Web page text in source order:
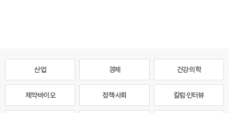
산업 경제 건강·의학
제약·바이오 정책·사회 칼럼·인터뷰